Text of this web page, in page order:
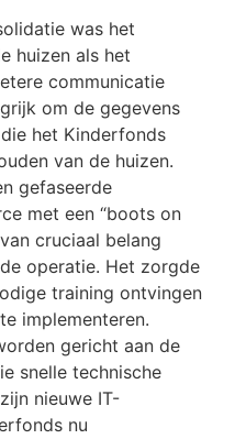
was het
huizen als het
communicatie
om de gegevens
het Kinderfonds
van de huizen.
gefaseerde
met een “boots on
cruciaal belang
operatie. Het zorgde
training ontvingen
implementeren.
gericht aan de
snelle technische
nieuwe IT-
nu